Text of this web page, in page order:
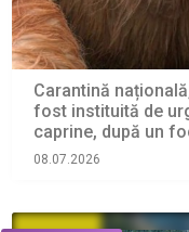
Carantină
fost instituită de
caprine, după un
08.07.2026